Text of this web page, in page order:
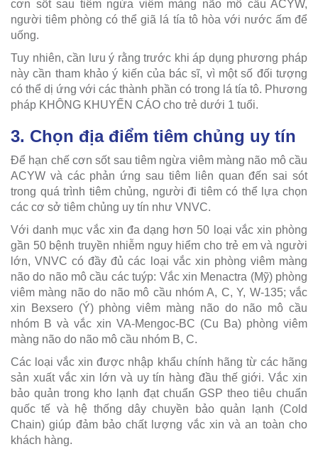
cơn sốt sau tiêm ngừa viêm màng não mô cầu ACYW,
người tiêm phòng có thể giã lá tía tô hòa với nước ấm để
uống.
Tuy nhiên, cần lưu ý rằng trước khi áp dụng phương pháp
này cần tham khảo ý kiến của bác sĩ, vì một số đối tượng
có thể dị ứng với các thành phần có trong lá tía tô. Phương
pháp KHÔNG KHUYẾN CÁO cho trẻ dưới 1 tuổi.
3. Chọn địa điểm tiêm chủng uy tín
Để hạn chế cơn sốt sau tiêm ngừa viêm màng não mô cầu
ACYW và các phản ứng sau tiêm liên quan đến sai sót
trong quá trình tiêm chủng, người đi tiêm có thể lựa chọn
các cơ sở tiêm chủng uy tín như VNVC.
Với danh mục vắc xin đa dạng hơn 50 loại vắc xin phòng
gần 50 bệnh truyền nhiễm nguy hiểm cho trẻ em và người
lớn, VNVC có đầy đủ các loại vắc xin phòng viêm màng
não do não mô cầu các tuýp: Vắc xin Menactra (Mỹ) phòng
viêm màng não do não mô cầu nhóm A, C, Y, W-135; vắc
xin Bexsero (Ý) phòng viêm màng não do não mô cầu
nhóm B và vắc xin VA-Mengoc-BC (Cu Ba) phòng viêm
màng não do não mô cầu nhóm B, C.
Các loại vắc xin được nhập khẩu chính hãng từ các hãng
sản xuất vắc xin lớn và uy tín hàng đầu thế giới. Vắc xin
bảo quản trong kho lạnh đạt chuẩn GSP theo tiêu chuẩn
quốc tế và hệ thống dây chuyền bảo quản lạnh (Cold
Chain) giúp đảm bảo chất lượng vắc xin và an toàn cho
khách hàng.